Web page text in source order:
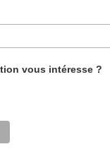
vous intéresse ?